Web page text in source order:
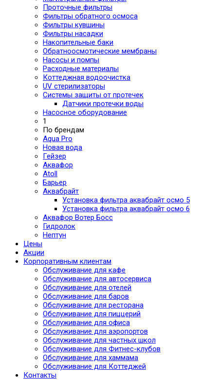
Проточные фильтры
Фильтры обратного осмоса
Фильтры кувшины
Фильтры насадки
Накопительные баки
Обратноосмотические мембраны
Насосы и помпы
Расходные материалы
Коттеджная водоочистка
UV стерилизаторы
Системы защиты от протечек
Датчики протечки воды
Насосное оборудование
1
По брендам
Aqua Pro
Новая вода
Гейзер
Аквафор
Atoll
Барьер
Аквабрайт
Установка фильтра аквабрайт осмо 5
Установка фильтра аквабрайт осмо 6
Аквафор Вотер Босс
Гидролок
Нептун
Цены
Акции
Корпоративным клиентам
Обслуживание для кафе
Обслуживание для автосервиса
Обслуживание для отелей
Обслуживание для баров
Обслуживание для ресторана
Обслуживание для пиццерий
Обслуживание для офиса
Обслуживание для аэропортов
Обслуживание для частных школ
Обслуживание для Фитнес-клубов
Обслуживание для хаммама
Обслуживание для Коттеджей
Контакты